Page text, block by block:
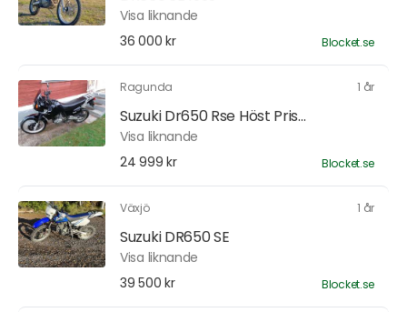
Visa liknande
36 000 kr
Blocket.se
Ragunda 1 år
Suzuki Dr650 Rse Höst Pris...
Visa liknande
24 999 kr
Blocket.se
Växjö 1 år
Suzuki DR650 SE
Visa liknande
39 500 kr
Blocket.se